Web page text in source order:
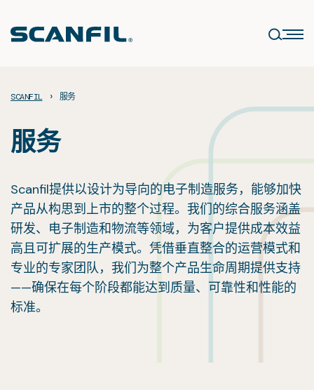
content
SCANFIL › 服务
服务
Scanfil提供以设计为导向的电子制造服务，能够加快
产品从构思到上市的整个过程。我们的综合服务涵盖
研发、电子制造和物流等领域，为客户提供成本效益
高且可扩展的生产模式。凭借垂直整合的运营模式和
专业的专家团队，我们为整个产品生命周期提供支持
——确保在每个阶段都能达到质量、可靠性和性能的
标准。